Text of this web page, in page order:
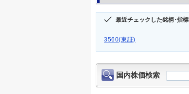
最近チェックした銘柄･指標
3560(東証)